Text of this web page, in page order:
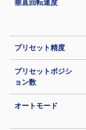
垂直回転速度
プリセット精度
プリセットポジシ
ョン数
オートモード